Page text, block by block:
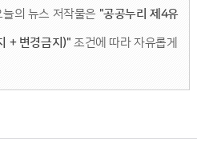
늘의 뉴스 저작물은 "공공누리 제4유
+ 변경금지)" 조건에 따라 자유롭게